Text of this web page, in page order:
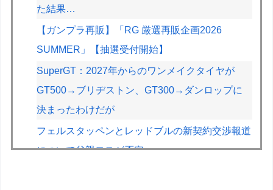
た結果…
【ガンプラ再販】「RG 厳選再販企画2026
SUMMER」【抽選受付開始】
SuperGT：2027年からのワンメイクタイヤが
GT500→ブリヂストン、GT300→ダンロップに
決まったわけだが
フェルスタッペンとレッドブルの新契約交渉報道
について父親ヨスが否定